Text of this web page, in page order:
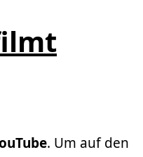
. Um auf den